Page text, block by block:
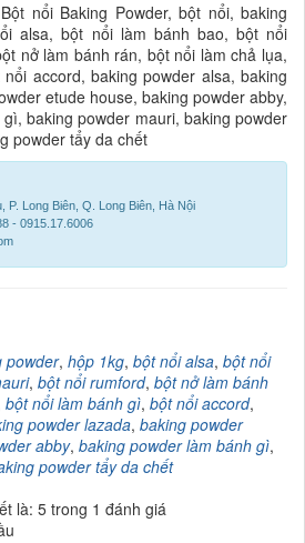
nổi Baking Powder, bột nổi, baking
alsa, bột nổi làm bánh bao, bột nổi
nở làm bánh rán, bột nổi làm chả lụa,
accord, baking powder alsa, baking
etude house, baking powder abby,
baking powder mauri, baking powder
powder tẩy da chết
P. Long Biên, Q. Long Biên, Hà Nội
- 0915.17.6006
powder, hộp 1kg, bột nổi alsa, bột nổi
, bột nổi rumford, bột nở làm bánh
bột nổi làm bánh gì, bột nổi accord,
powder lazada, baking powder
abby, baking powder làm bánh gì,
powder tẩy da chết
là: 5 trong 1 đánh giá